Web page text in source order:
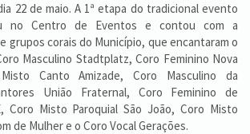
22 de maio. A 1ª etapa do tradicional evento
no Centro de Eventos e contou com a
grupos corais do Município, que encantaram o
Masculino Stadtplatz, Coro Feminino Nova
Canto Amizade, Coro Masculino da
União Fraternal, Coro Feminino de
Coro Misto Paroquial São João, Coro Misto
de Mulher e o Coro Vocal Gerações.